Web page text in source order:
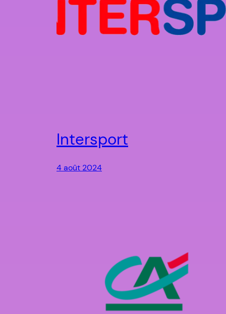
Intersport
4 août 2024